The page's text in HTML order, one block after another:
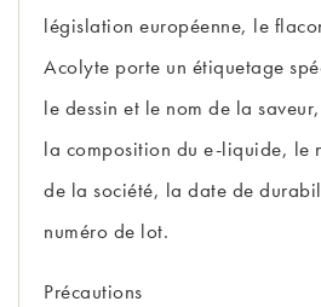
législation européenne, le
Acolyte porte un étiquetage
le dessin et le nom de la
la composition du e-liquide, le
de la société, la date de
numéro de lot.
Précautions